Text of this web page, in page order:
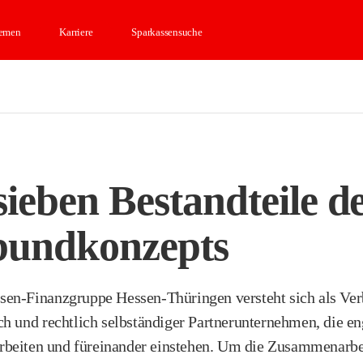
Karriere Sparkassensuche
gefolgt von der Landesbank und
Bildung
wir
mit Lernvideos,
und junge
gefolgt von der Landesbank und
Bestandteile
Finanzgruppe Hessen-Thüringen versteht sich als
und rechtlich selbständiger Partnerunternehmen, die
und füreinander einstehen. Um die